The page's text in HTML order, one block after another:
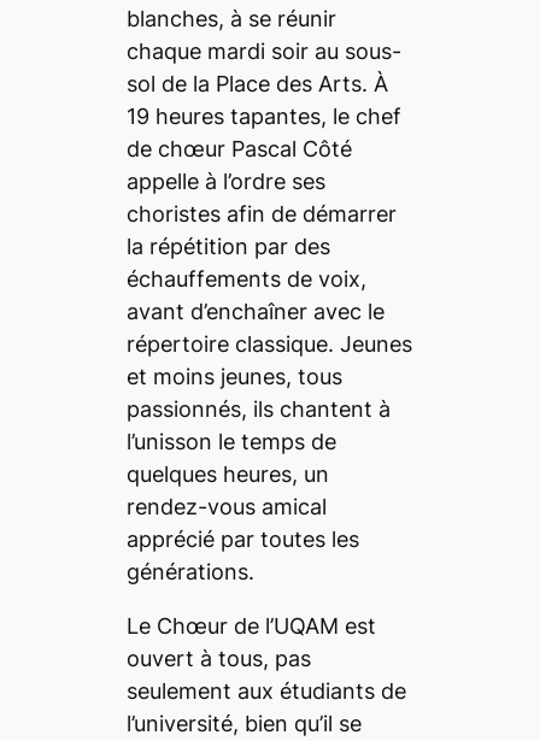
blanches, à se réunir
chaque mardi soir au sous-
sol de la Place des Arts. À
19 heures tapantes, le chef
de chœur Pascal Côté
appelle à l’ordre ses
choristes afin de démarrer
la répétition par des
échauffements de voix,
avant d’enchaîner avec le
répertoire classique. Jeunes
et moins jeunes, tous
passionnés, ils chantent à
l’unisson le temps de
quelques heures, un
rendez-vous amical
apprécié par toutes les
générations.
Le Chœur de l’UQAM est
ouvert à tous, pas
seulement aux étudiants de
l’université, bien qu’il se